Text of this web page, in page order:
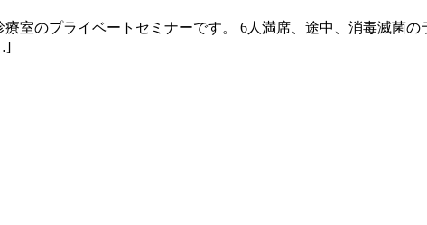
室のプライベートセミナーです。 6人満席、途中、消毒滅菌